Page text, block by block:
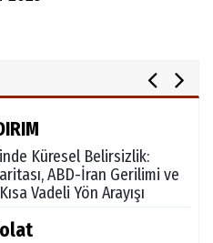
Olmaz, Bedelini Herkes
Küresel Belirsizlik:
ABD-İran Gerilimi ve
Vadeli Yön Arayışı